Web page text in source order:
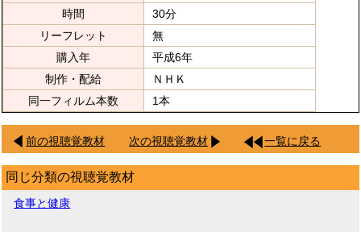
時間
30分
リーフレット
無
購入年
平成6年
制作・配給
ＮＨＫ
同一フィルム本数
1本
前の視聴覚教材 次の視聴覚教材 一覧に戻る
同じ分類の視聴覚教材
食事と健康